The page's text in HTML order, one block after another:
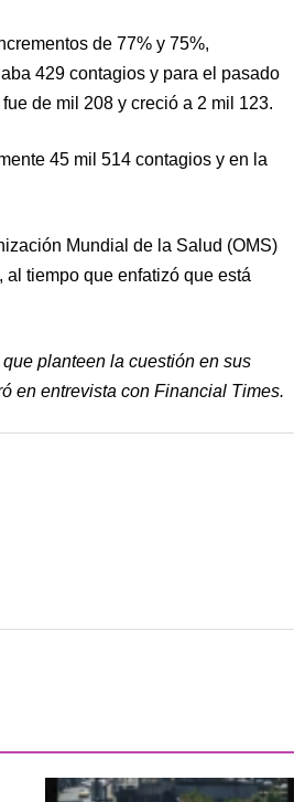
de 77% y 75%,
429 contagios y para el pasado
de mil 208 y creció a 2 mil 123.
45 mil 514 contagios y en la
Mundial de la Salud (OMS)
tiempo que enfatizó que está
planteen la cuestión en sus
en entrevista con Financial Times.